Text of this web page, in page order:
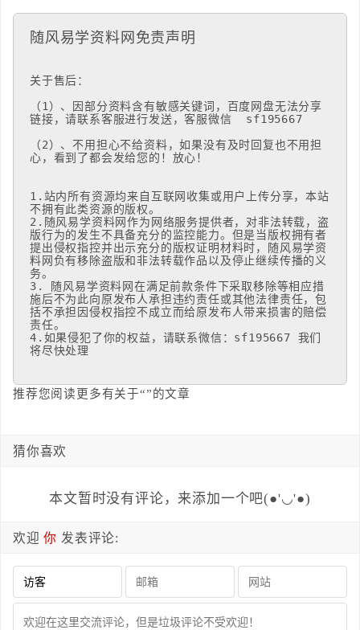
随风易学资料网免责声明
关于售后：
（1）、因部分资料含有敏感关键词，百度网盘无法分享
链接，请联系客服进行发送，客服微信  sf195667
（2）、不用担心不给资料，如果没有及时回复也不用担
心，看到了都会发给您的！放心！
1.站内所有资源均来自互联网收集或用户上传分享，本站
不拥有此类资源的版权。
2.随风易学资料网作为网络服务提供者，对非法转载，盗
版行为的发生不具备充分的监控能力。但是当版权拥有者
提出侵权指控并出示充分的版权证明材料时，随风易学资
料网负有移除盗版和非法转载作品以及停止继续传播的义
务。
3. 随风易学资料网在满足前款条件下采取移除等相应措
施后不为此向原发布人承担违约责任或其他法律责任，包
括不承担因侵权指控不成立而给原发布人带来损害的赔偿
责任。
4.如果侵犯了你的权益，请联系微信：sf195667 我们
将尽快处理
推荐您阅读更多有关于“”的文章
猜你喜欢
本文暂时没有评论，来添加一个吧(●'◡'●)
欢迎你 发表评论: